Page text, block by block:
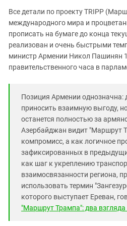
Все детали по проекту TRIPP
международного мира и
прописать на бумаге до конца
реализован и очень быстрыми
министр Армении Никол Пашинян
правительственного часа в
Позиция Армении однозначна:
приносить взаимную выгоду,
останется полностью за
Азербайджан видит "Маршрут
компромисс, а как логичное
зафиксированных в
как шаг к укреплению
взаимосвязанности региона,
использовать термин
которого выступает Ереван,
"Маршрут Трампа": два взгляда